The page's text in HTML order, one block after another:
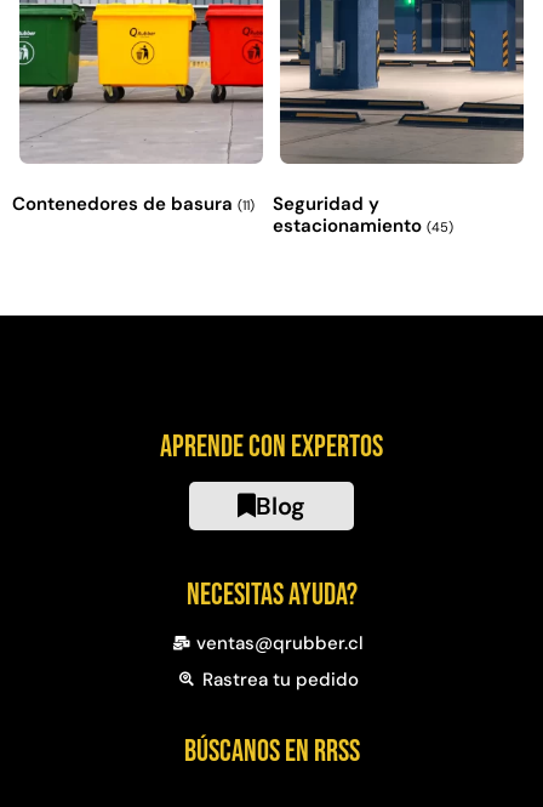
Contenedores de basura (11)
Seguridad y
estacionamiento (45)
Aprende con expertos
Blog
Necesitas ayuda?
ventas@qrubber.cl
Rastrea tu pedido
Búscanos en RRSS